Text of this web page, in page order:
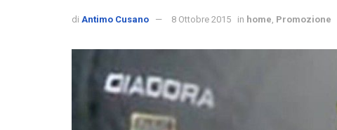
di Antimo Cusano 8 Ottobre 2015 in home Promozione